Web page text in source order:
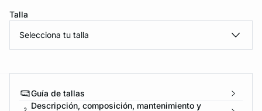
Talla
Selecciona tu talla
Guía de tallas
Descripción, composición, mantenimiento y